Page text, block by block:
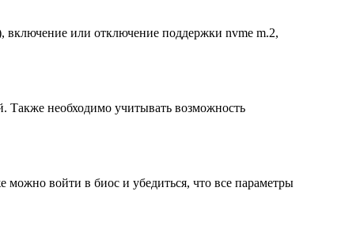
включение или отключение поддержки nvme m.2,
Также необходимо учитывать возможность
можно войти в биос и убедиться, что все параметры